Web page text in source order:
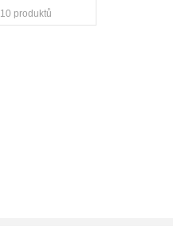
10 produktů